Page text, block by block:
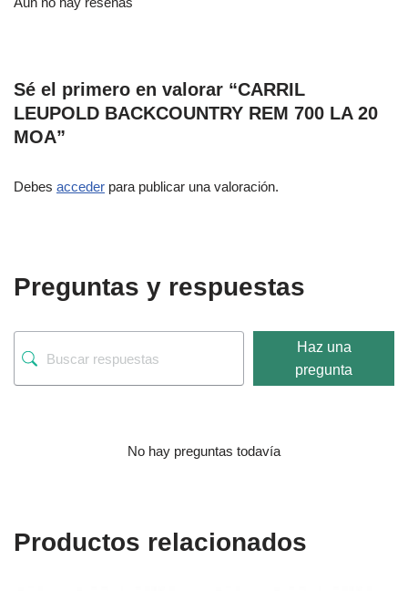
Sé el primero en valorar “CARRIL
LEUPOLD BACKCOUNTRY REM 700 LA 20
MOA”
Debes acceder para publicar una valoración.
Preguntas y respuestas
Haz una
pregunta
No hay preguntas todavía
Productos relacionados